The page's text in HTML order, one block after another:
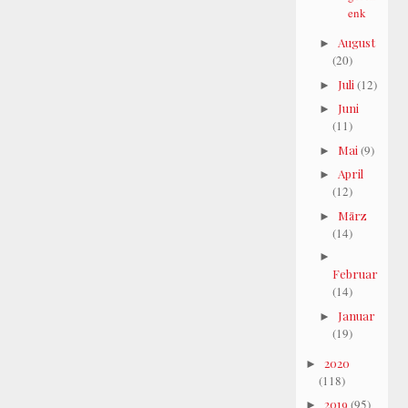
enk
►August
(20)
► Juli (12)
► Juni
(11)
► Mai (9)
►April
(12)
► März
(14)
►
Februar
(14)
► Januar
(19)
► 2020
(118)
► 2019 (95)